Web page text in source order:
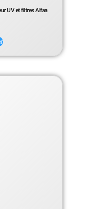
UV et filtres Alfaa